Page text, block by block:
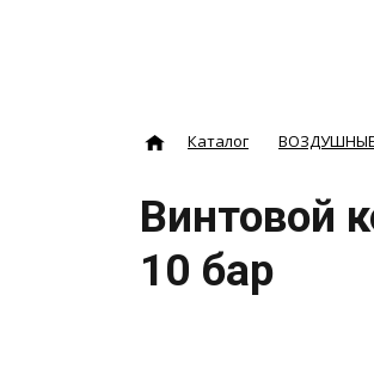
Каталог
Винтовой
10 бар